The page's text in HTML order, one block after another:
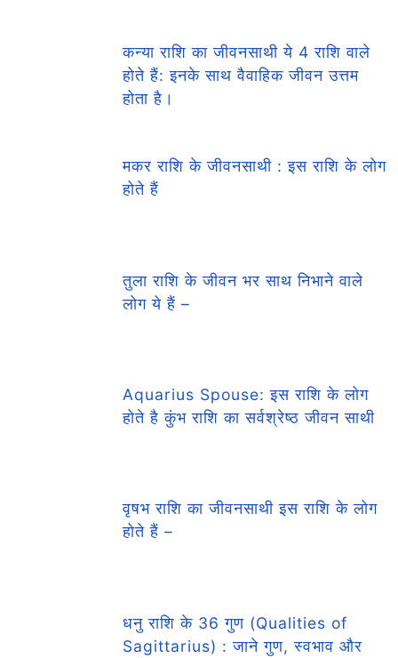
कन्या राशि का जीवनसाथी ये 4 राशि वाले
होते हैं: इनके साथ वैवाहिक जीवन उत्तम
होता है।
मकर राशि के जीवनसाथी : इस राशि के लोग
होते हैं
तुला राशि के जीवन भर साथ निभाने वाले
लोग ये हैं –
Aquarius Spouse: इस राशि के लोग
होते है कुंभ राशि का सर्वश्रेष्ठ जीवन साथी
वृषभ राशि का जीवनसाथी इस राशि के लोग
होते हैं –
धनु राशि के 36 गुण (Qualities of
Sagittarius) : जाने गुण, स्वभाव और